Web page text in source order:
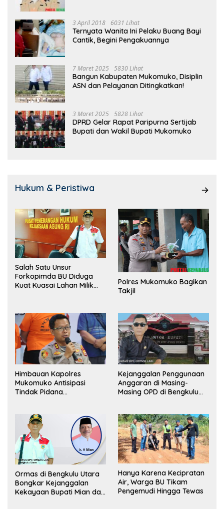
3 April 2018 6031 Lihat
Ternyata Wanita Ini Pelaku Buang Bayi
Cantik, Begini Pengakuannya
7 Maret 2025 5830 Lihat
Bangun Kabupaten Mukomuko, Disiplin
ASN dan Pelayanan Ditingkatkan!
3 Maret 2025 5828 Lihat
DPRD Gelar Rapat Paripurna Sertijab
Bupati dan Wakil Bupati Mukomuko
Hukum & Peristiwa
Salah Satu Unsur
Forkopimda BU Diduga
Kuat Kuasai Lahan Milik
Polres Mukomuko Bagikan
Takjil
Himbauan Kapolres
Mukomuko Antisipasi
Tindak Pidana
Kejanggalan Penggunaan
Anggaran di Masing-
Masing OPD di Bengkulu
Ormas di Bengkulu Utara
Bongkar Kejanggalan
Kekayaan Bupati Mian dan
Hanya Karena Kecipratan
Air, Warga BU Tikam
Pengemudi Hingga Tewas